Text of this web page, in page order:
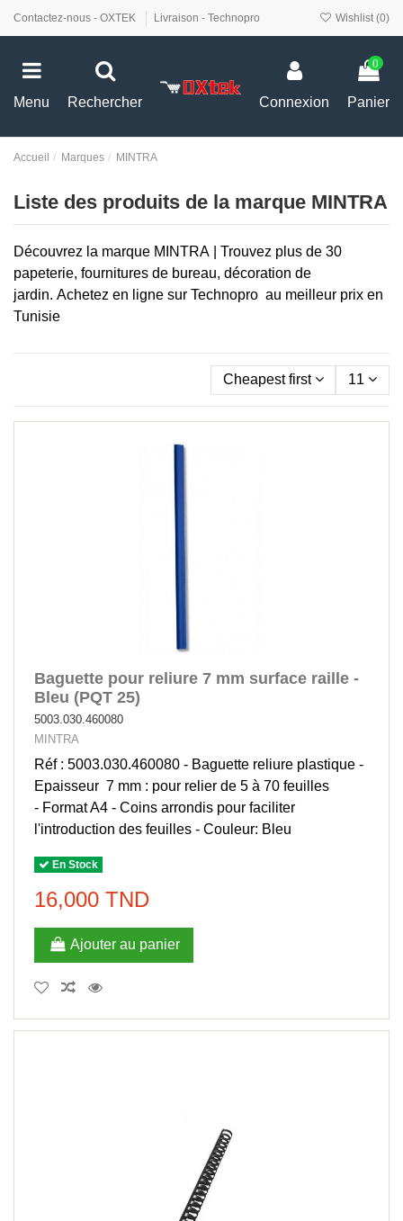
Contactez-nous - OXTEK Livraison - Technopro Wishlist (0)
Menu Rechercher Connexion
0
Panier
Accueil Marques MINTRA
Liste des produits de la marque MINTRA
Découvrez la marque MINTRA
Trouvez plus de 30
papeterie, fournitures de bureau, décoration de
jardin. Achetez en ligne sur Technopro au meilleur prix en
Tunisie
Cheapest first 11
Baguette pour reliure 7 mm surface raille -
Bleu (PQT 25)
5003.030.460080
MINTRA
Réf : 5003.030.460080 - Baguette reliure plastique -
Epaisseur 7 mm : pour relier de 5 à 70 feuilles
- Format A4 - Coins arrondis pour faciliter
l'introduction des feuilles - Couleur: Bleu
En Stock
16,000 TND
Ajouter au panier